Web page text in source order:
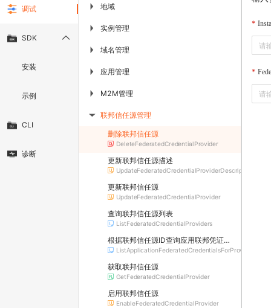
调试
SDK
安装
示例
CLI
诊断
▶ 地域
▶ 实例管理
▶ 域名管理
▶ 应用管理
▶ M2M管理
▶ 联邦信任源管理
删除联邦信任源
DeleteFederatedCredentialProvider
更新联邦信任源描述
UpdateFederatedCredentialProviderDescription
更新联邦信任源
UpdateFederatedCredentialProvider
查询联邦信任源列表
ListFederatedCredentialProviders
根据联邦信任源ID查询应用联邦凭证列表
ListApplicationFederatedCredentialsForProvider
获取联邦信任源
GetFederatedCredentialProvider
启用联邦信任源
EnableFederatedCredentialProvider